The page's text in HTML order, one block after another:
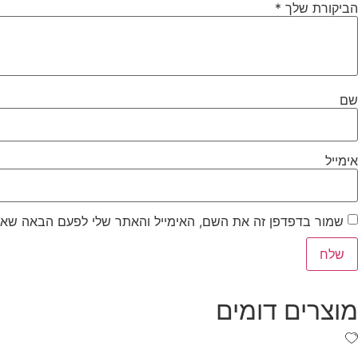
הביקורת שלך *
שם
אימייל
שמור בדפדפן זה את השם, האימייל והאתר שלי לפעם הבאה
מוצרים דומים